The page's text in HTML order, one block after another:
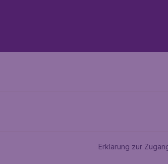
Erklärung zur